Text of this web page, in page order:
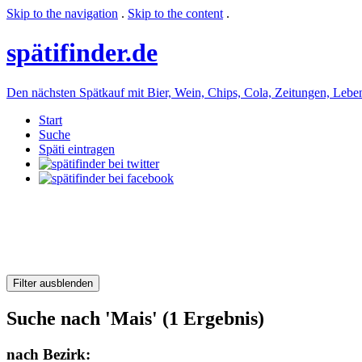
Skip to the navigation . Skip to the content .
spätifinder.de
Den nächsten Spätkauf mit Bier, Wein, Chips, Cola, Zeitungen,
Start
Suche
Späti eintragen
Filter ausblenden
Suche nach 'Mais' (1 Ergebnis)
nach Bezirk: